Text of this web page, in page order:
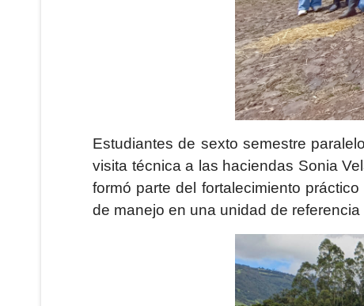
Estudiantes de sexto semestre
visita técnica a las haciendas Sonia
formó parte del fortalecimiento
de manejo en una unidad de